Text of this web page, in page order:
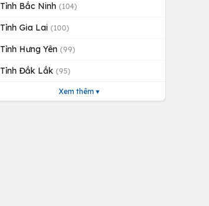
Tỉnh Bắc Ninh (104)
Tỉnh Gia Lai (100)
Tỉnh Hưng Yên (99)
Tỉnh Đắk Lắk (95)
Xem thêm ▾